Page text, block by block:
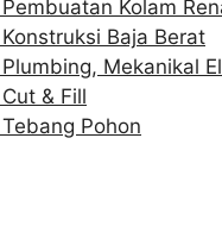
Kolam
Baja Berat
Mekanikal
& Fill
Pohon